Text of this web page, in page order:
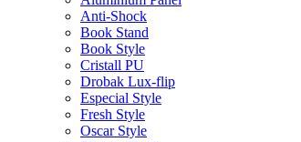
Anti-Shock
Book Stand
Book Style
Cristall PU
Drobak Lux-flip
Especial Style
Fresh Style
Oscar Style